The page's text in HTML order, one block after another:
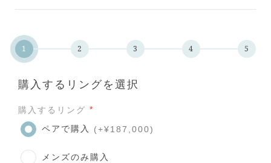
購入するリングを選択
購入するリング *
ペアで購入 (+¥187,000)
メンズのみ購入